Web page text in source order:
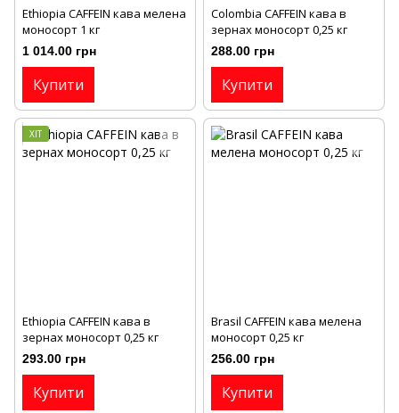
Ethiopia CAFFEIN кава мелена
моносорт 1 кг
1 014.00 грн
Купити
Colombia CAFFEIN кава в
зернах моносорт 0,25 кг
288.00 грн
Купити
ХІТ
Ethiopia CAFFEIN кава в
зернах моносорт 0,25 кг
293.00 грн
Купити
Brasil CAFFEIN кава мелена
моносорт 0,25 кг
256.00 грн
Купити